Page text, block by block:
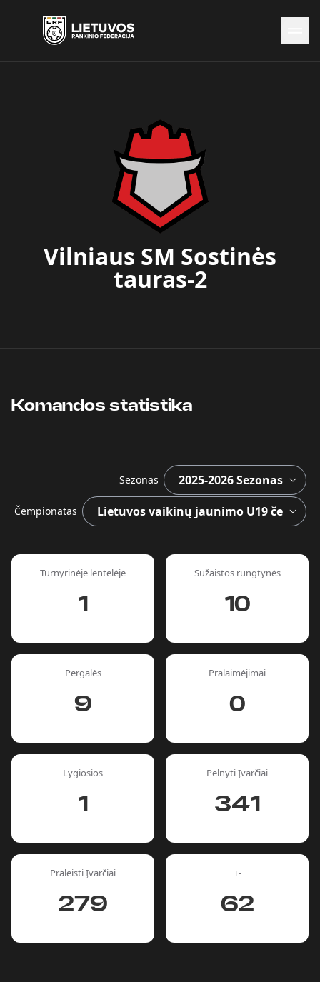
Vilniaus SM Sostinės
tauras-2
Komandos statistika
Sezonas
Čempionatas
Turnyrinėje lentelėje
1
Sužaistos rungtynės
10
Pergalės
9
Pralaimėjimai
0
Lygiosios
1
Pelnyti Įvarčiai
341
Praleisti Įvarčiai
279
+-
62